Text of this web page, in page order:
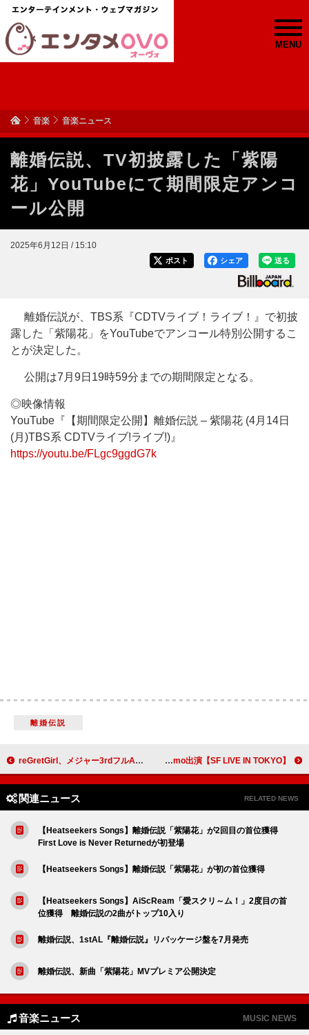
MENU
音楽 音楽ニュース
離婚伝説、TV初披露した「紫陽
花」YouTubeにて期間限定アンコ
ール公開
2025年6月12日 / 15:10
送る
シェア
ポスト
離婚伝説が、TBS系『CDTVライブ！ライブ！』で初披
露した「紫陽花」をYouTubeでアンコール特別公開するこ
とが決定した。
公開は7月9日19時59分までの期間限定となる。
◎映像情報
YouTube『【期間限定公開】離婚伝説 – 紫陽花 (4月14日
(月)TBS系 CDTVライブ!ライブ!)』
https://youtu.be/FLgc9ggdG7k
離婚伝説
reGretGirl、メジャー3rdフルAL『LOVERS』より「ブルーアワー」MV公開 【SF LIVE IN TOKYO】渋谷WOMBで開催決定 Zion.T、GIRIBOY、Wonstein、sokodomo出演
関連ニュース RELATED NEWS
【Heatseekers Songs】離婚伝説「紫陽花」が2回目の首位獲得
First Love is Never Returnedが初登場
【Heatseekers Songs】離婚伝説「紫陽花」が初の首位獲得
【Heatseekers Songs】AiScReam「愛スクリ～ム！」2度目の首
位獲得 離婚伝説の2曲がトップ10入り
離婚伝説、1stAL『離婚伝説』リパッケージ盤を7月発売
離婚伝説、新曲「紫陽花」MVプレミア公開決定
音楽ニュース MUSIC NEWS